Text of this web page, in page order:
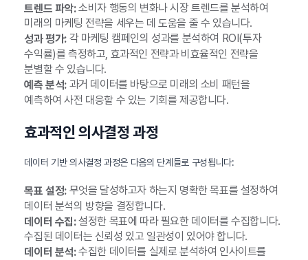
트렌드 파악:소비자 행동의 변화나 시장 트렌드를 분석하여
미래의 마케팅 전략을 세우는 데 도움을 줄 수 있습니다.
성과 평가:각 마케팅 캠페인의 성과를 분석하여 ROI(투자
수익률)를 측정하고, 효과적인 전략과 비효율적인 전략을
분별할 수 있습니다.
예측 분석:과거 데이터를 바탕으로 미래의 소비 패턴을
예측하여 사전 대응할 수 있는 기회를 제공합니다.
효과적인 의사결정 과정
데이터 기반 의사결정 과정은 다음의 단계들로 구성됩니다:
목표 설정:무엇을 달성하고자 하는지 명확한 목표를 설정하여
데이터 분석의 방향을 결정합니다.
데이터 수집:설정한 목표에 따라 필요한 데이터를 수집합니다.
수집된 데이터는 신뢰성 있고 일관성이 있어야 합니다.
데이터 분석:수집한 데이터를 실제로 분석하여 인사이트를